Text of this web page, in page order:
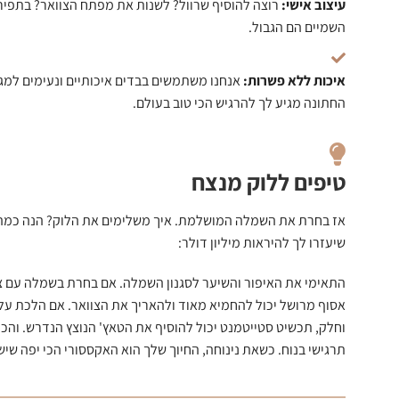
עיצוב אישי: רוצה להוסיף שרוול? לשנות את מפתח הצוואר?
השמיים הם הגבול.
איכות ללא פשרות:אנחנו משתמשים בבדים איכותיים ונעימים
החתונה מגיע לך להרגיש הכי טוב בעולם.
טיפים ללוק מנצח
אז בחרת את השמלה המושלמת. איך משלימים את הלוק? הנה
שיעזרו לך להיראות מיליון דולר:
התאימי את האיפור והשיער לסגנון השמלה. אם בחרת בשמלה עם
אסוף מרושל יכול להחמיא מאוד ולהאריך את הצוואר. אם הלכת
וחלק, תכשיט סטייטמנט יכול להוסיף את הטאץ' הנוצץ הנדרש.
תרגישי בנוח. כשאת נינוחה, החיוך שלך הוא האקססורי הכי יפה